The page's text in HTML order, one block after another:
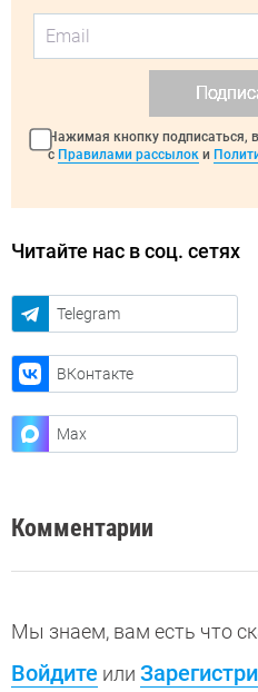
Нажимая кнопку подписаться,
с Правилами рассылок и
Читайте нас в соц. сетях
Telegram
ВКонтакте
Max
Комментарии
Мы знаем, вам есть что
Войдите или